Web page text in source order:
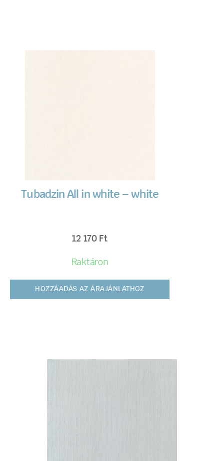
Tubadzin All in white – white
12 170 Ft
Raktáron
HOZZÁADÁS AZ ÁRAJÁNLATHOZ